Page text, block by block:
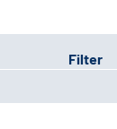
Filter